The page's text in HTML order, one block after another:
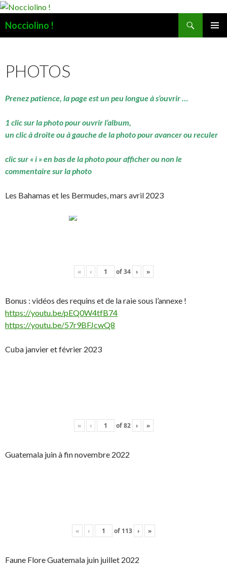
Nocciolino !
PHOTOS
Prenez patience, la page est un peu longue à s’ouvrir …
1 clic sur la photo pour ouvrir l’album,
un clic à droite ou à gauche de la photo pour avancer ou reculer
clic sur « i » en bas de la photo pour afficher ou non le
commentaire sur la photo
Les Bahamas et les Bermudes, mars avril 2023
« ‹ of34 › »
Bonus : vidéos des requins et de la raie sous l’annexe !
https://youtu.be/pEQ0W4tfB74
https://youtu.be/57r9BFJcwQ8
Cuba janvier et février 2023
« ‹ of82 › »
Guatemala juin à fin novembre 2022
« ‹ of 113 › »
Faune Flore Guatemala juin juillet 2022